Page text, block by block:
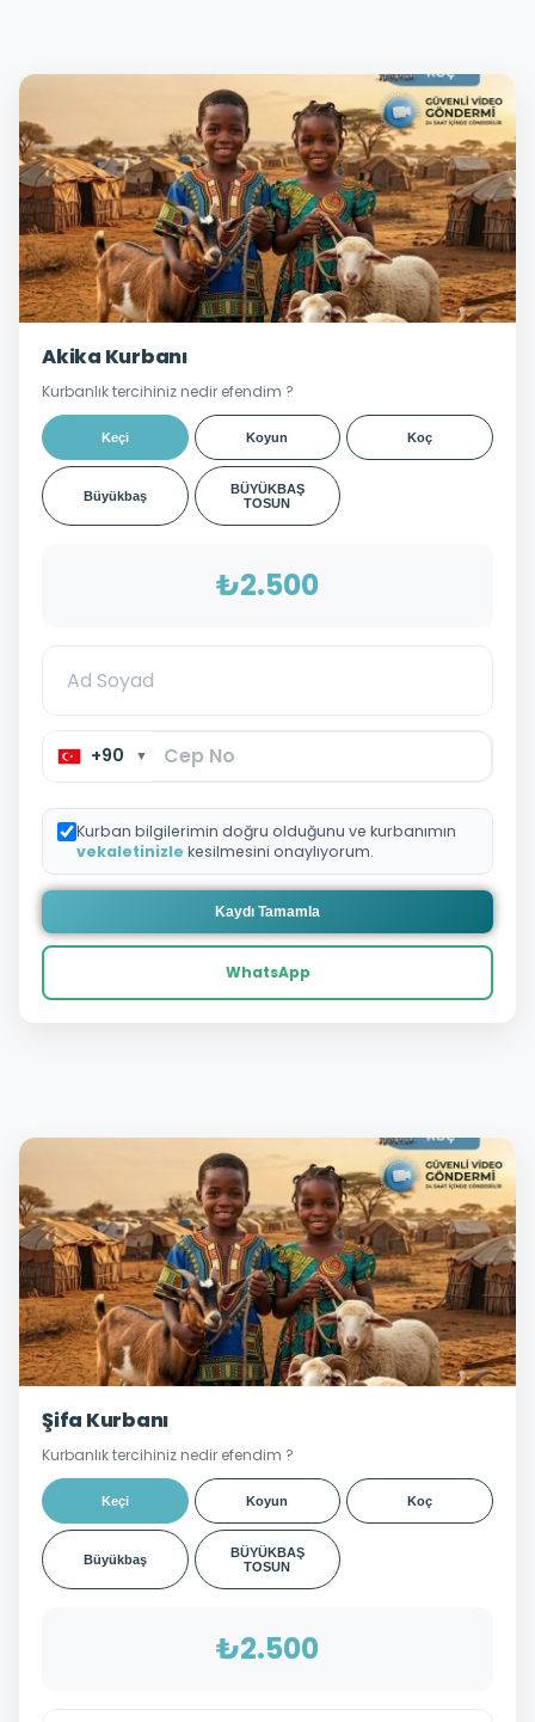
Akika Kurbanı
Kurbanlık tercihiniz nedir efendim ?
Keçi Koyun Koç
Büyükbaş
BÜYÜKBAŞ
TOSUN
₺2.500
+90 ▼
Kurban bilgilerimin doğru olduğunu ve kurbanımın
vekaletinizle kesilmesini onaylıyorum.
Kaydı Tamamla
WhatsApp
Şifa Kurbanı
Kurbanlık tercihiniz nedir efendim ?
Keçi Koyun Koç
Büyükbaş
BÜYÜKBAŞ
TOSUN
₺2.500